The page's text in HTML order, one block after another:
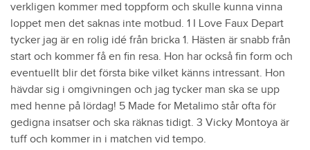
verkligen kommer med toppform och skulle kunna vinna
loppet men det saknas inte motbud. 1 I Love Faux Depart
tycker jag är en rolig idé från bricka 1. Hästen är snabb från
start och kommer få en fin resa. Hon har också fin form och
eventuellt blir det första bike vilket känns intressant. Hon
hävdar sig i omgivningen och jag tycker man ska se upp
med henne på lördag! 5 Made for Metalimo står ofta för
gedigna insatser och ska räknas tidigt. 3 Vicky Montoya är
tuff och kommer in i matchen vid tempo.